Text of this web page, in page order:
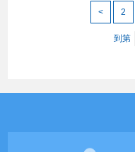
< 2
到第